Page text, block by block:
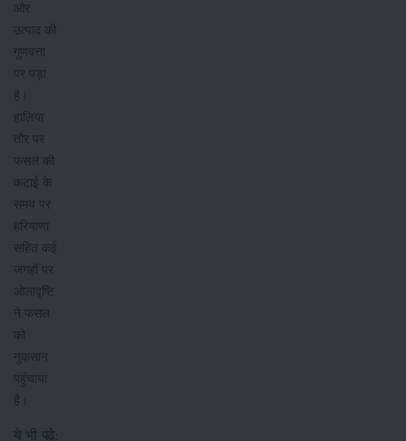
और
उत्पाद की
गुणवत्ता
पर पड़ा
है।
हालिया
तौर पर
फसल की
कटाई के
समय पर
हरियाणा
सहित कई
जगहों पर
ओलावृष्टि
ने फसल
को
नुकसान
पहुंचाया
है।